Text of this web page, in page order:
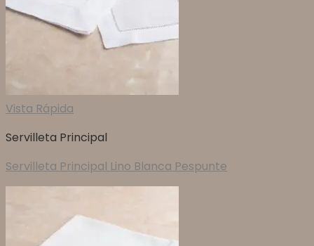
Vista Rápida
Servilleta Principal
Servilleta Principal Lino Blanca Pespunte